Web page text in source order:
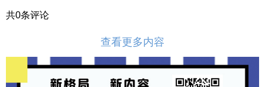
共0条评论
查看更多内容